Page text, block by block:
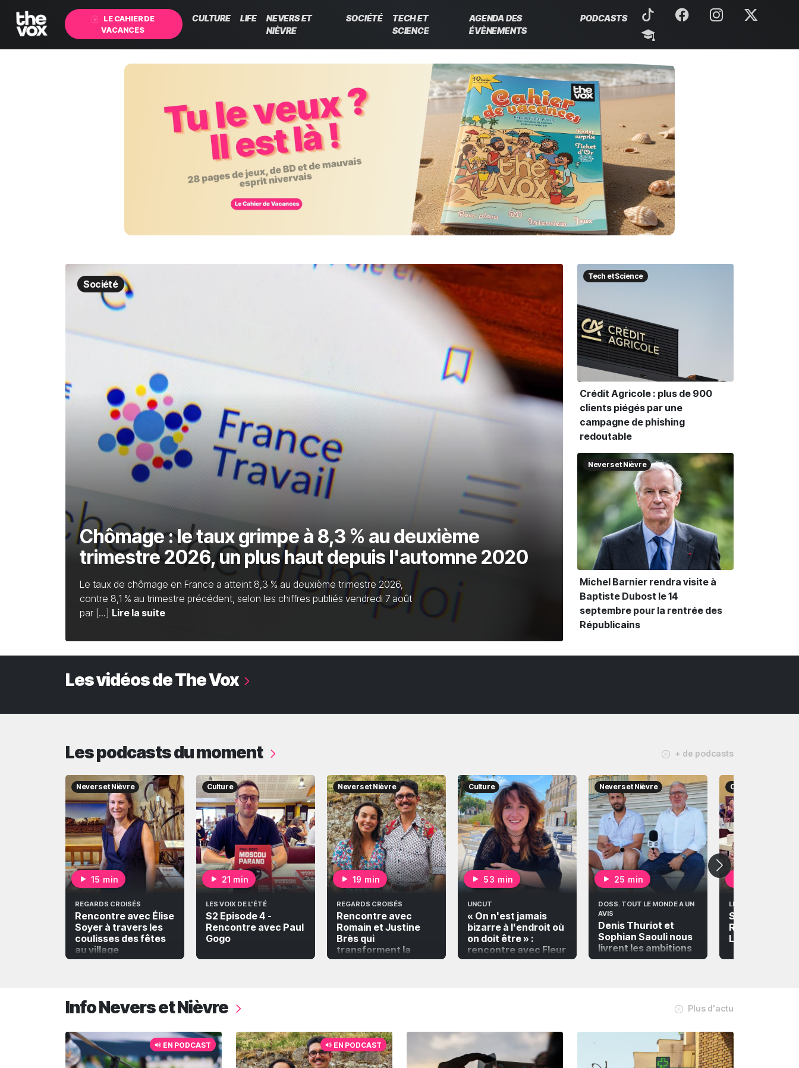
LE CAHIER DE
VACANCES
CULTURE LIFE
NEVERS ET
NIÈVRE
SOCIÉTÉ
TECH ET
SCIENCE
AGENDA DES
ÉVÈNEMENTS
PODCASTS
Actualité Nevers et Nièvre en direct · The Vox
Société
Chômage : le taux grimpe à 8,3 % au deuxième
trimestre 2026, un plus haut depuis l'automne 2020
Le taux de chômage en France a atteint 8,3 % au deuxième trimestre 2026,
contre 8,1 % au trimestre précédent, selon les chiffres publiés vendredi 7 août
par [...] Lire la suite
Tech et Science
Crédit Agricole : plus de 900
clients piégés par une
campagne de phishing
redoutable
Nevers et Nièvre
Michel Barnier rendra visite à
Baptiste Dubost le 14
septembre pour la rentrée des
Républicains
Les vidéos de The Vox
Les podcasts du moment + de podcasts
Nevers et Nièvre
15 min
REGARDS CROISÉS
Rencontre avec Élise
Soyer à travers les
coulisses des fêtes
au village
Culture
21 min
LES VOIX DE L'ÉTÉ
S2 Episode 4 -
Rencontre avec Paul
Gogo
Nevers et Nièvre
19 min
REGARDS CROISÉS
Rencontre avec
Romain et Justine
Brès qui
transforment la
diagonale du vide en
Culture
53 min
UNCUT
« On n'est jamais
bizarre à l'endroit où
on doit être » :
rencontre avec Fleur
Bataille
Nevers et Nièvre
25 min
DOSS. TOUT LE MONDE A UN
AVIS
Denis Thuriot et
Sophian Saouli nous
livrent les ambitions
et les projets
Culture
LES VOIX DE L'ÉTÉ
S2 Episode 3 -
Rencontre
Lyane
Info Nevers et Nièvre Plus d'actu
EN PODCAST EN PODCAST